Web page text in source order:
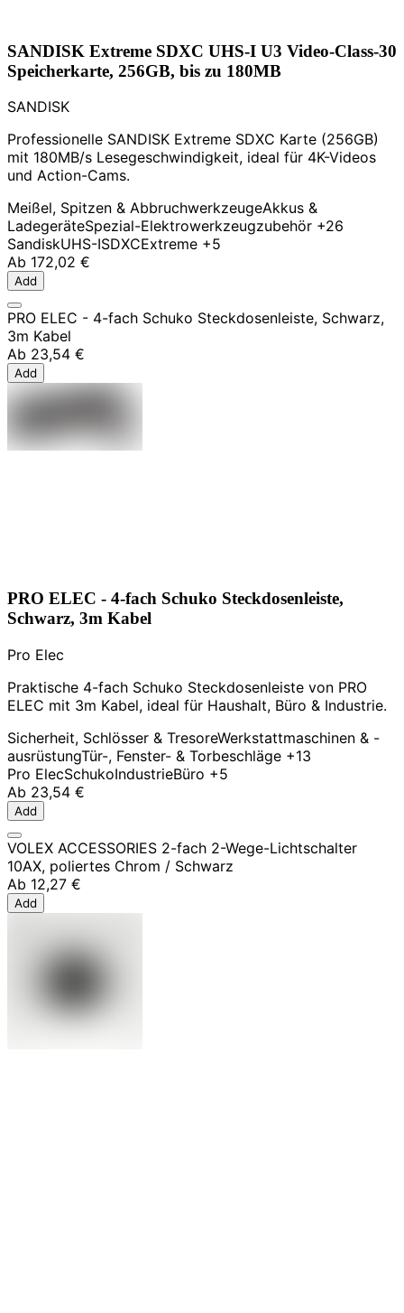
SANDISK Extreme SDXC UHS-I U3 Video-Class-30
Speicherkarte, 256GB, bis zu 180MB
SANDISK
Professionelle SANDISK Extreme SDXC Karte (256GB)
mit 180MB/s Lesegeschwindigkeit, ideal für 4K-Videos
und Action-Cams.
Meißel, Spitzen & AbbruchwerkzeugeAkkus &
LadegeräteSpezial-Elektrowerkzeugzubehör +26
SandiskUHS-ISDXCExtreme +5
Ab 172,02 €
Add
PRO ELEC - 4-fach Schuko Steckdosenleiste, Schwarz,
3m Kabel
Ab 23,54 €
Add
PRO ELEC - 4-fach Schuko Steckdosenleiste,
Schwarz, 3m Kabel
Pro Elec
Praktische 4-fach Schuko Steckdosenleiste von PRO
ELEC mit 3m Kabel, ideal für Haushalt, Büro & Industrie.
Sicherheit, Schlösser & TresoreWerkstattmaschinen & -
ausrüstungTür-, Fenster- & Torbeschläge +13
Pro ElecSchukoIndustrieBüro +5
Ab 23,54 €
Add
VOLEX ACCESSORIES 2-fach 2-Wege-Lichtschalter
10AX, poliertes Chrom / Schwarz
Ab 12,27 €
Add